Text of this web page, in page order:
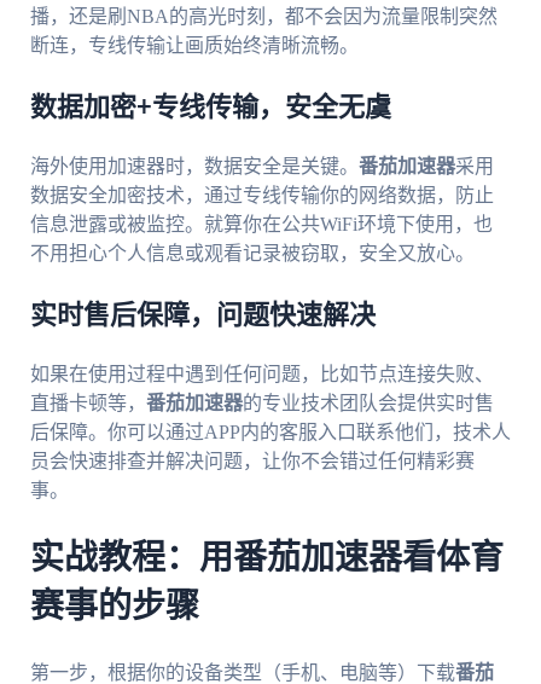
播，还是刷NBA的高光时刻，都不会因为流量限制突然
断连，专线传输让画质始终清晰流畅。
数据加密+专线传输，安全无虞
海外使用加速器时，数据安全是关键。 番茄加速器采用
数据安全加密技术，通过专线传输你的网络数据，防止
信息泄露或被监控。就算你在公共WiFi环境下使用，也
不用担心个人信息或观看记录被窃取，安全又放心。
实时售后保障，问题快速解决
如果在使用过程中遇到任何问题，比如节点连接失败、
直播卡顿等， 番茄加速器的专业技术团队会提供实时售
后保障。你可以通过APP内的客服入口联系他们，技术人
员会快速排查并解决问题，让你不会错过任何精彩赛
事。
实战教程：用番茄加速器看体育
赛事的步骤
第一步，根据你的设备类型（手机、电脑等）下载番茄